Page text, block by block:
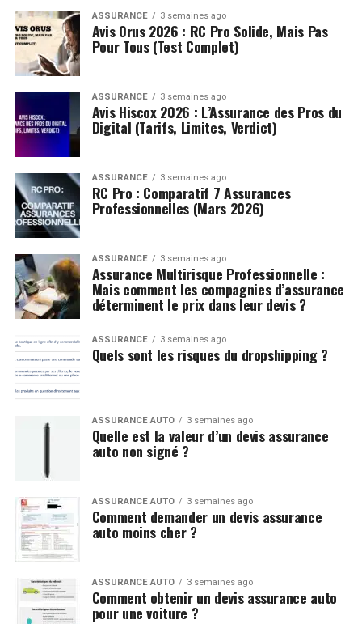
ASSURANCE 3 semaines ago
Avis Orus 2026 : RC Pro Solide, Mais Pas
Pour Tous (Test Complet)
ASSURANCE 3 semaines ago
Avis Hiscox 2026 : L’Assurance des Pros du
Digital (Tarifs, Limites, Verdict)
ASSURANCE 3 semaines ago
RC Pro : Comparatif 7 Assurances
Professionnelles (Mars 2026)
ASSURANCE 3 semaines ago
Assurance Multirisque Professionnelle :
Mais comment les compagnies d’assurance
déterminent le prix dans leur devis ?
ASSURANCE 3 semaines ago
Quels sont les risques du dropshipping ?
ASSURANCE AUTO 3 semaines ago
Quelle est la valeur d’un devis assurance
auto non signé ?
ASSURANCE AUTO 3 semaines ago
Comment demander un devis assurance
auto moins cher ?
ASSURANCE AUTO 3 semaines ago
Comment obtenir un devis assurance auto
pour une voiture ?